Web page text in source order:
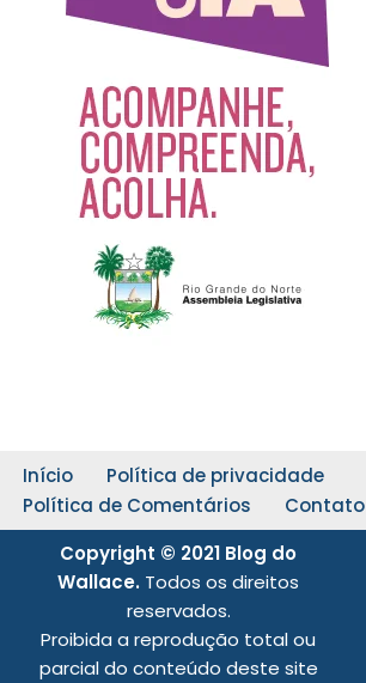
Início
Política de privacidade
Política de Comentários
Contato
Copyright © 2021 Blog do
Wallace. Todos os direitos
reservados.
Proibida a reprodução total ou
parcial do conteúdo deste site